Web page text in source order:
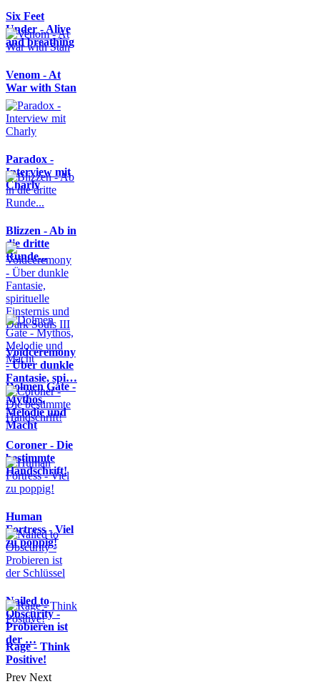
Six Feet
Under - Alive
and breathing
Venom - At
War with Stan
Paradox -
Interview mit
Charly
Blizzen - Ab in
die dritte
Runde...
Voidceremony
- Über dunkle
Fantasie, spi…
Dolmen Gate -
Mythos,
Melodie und
Macht
Coroner - Die
bestimmte
Handschrift!
Human
Fortress - Viel
zu poppig!
Nailed to
Obscurity -
Probieren ist
der …
Rage - Think
Positive!
Prev Next